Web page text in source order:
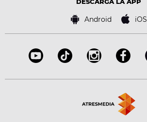
Bases de concursos
Android iOS